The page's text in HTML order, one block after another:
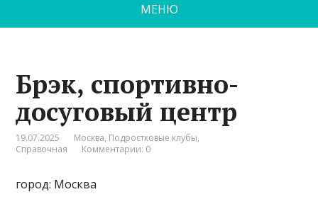
МЕНЮ
Брэк, спортивно-
досуговый центр
19.07.2025 Москва, Подростковые клубы,
Справочная
Комментарии: 0
город: Москва